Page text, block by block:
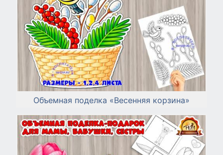
Объемная поделка «Весенняя корзина»